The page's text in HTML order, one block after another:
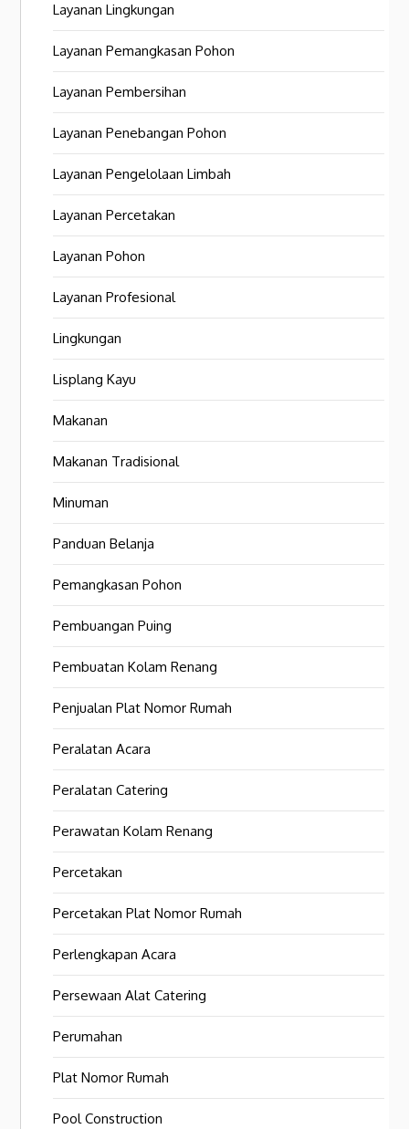
Layanan Lingkungan
Layanan Pemangkasan Pohon
Layanan Pembersihan
Layanan Penebangan Pohon
Layanan Pengelolaan Limbah
Layanan Percetakan
Layanan Pohon
Layanan Profesional
Lingkungan
Lisplang Kayu
Makanan
Makanan Tradisional
Minuman
Panduan Belanja
Pemangkasan Pohon
Pembuangan Puing
Pembuatan Kolam Renang
Penjualan Plat Nomor Rumah
Peralatan Acara
Peralatan Catering
Perawatan Kolam Renang
Percetakan
Percetakan Plat Nomor Rumah
Perlengkapan Acara
Persewaan Alat Catering
Perumahan
Plat Nomor Rumah
Pool Construction